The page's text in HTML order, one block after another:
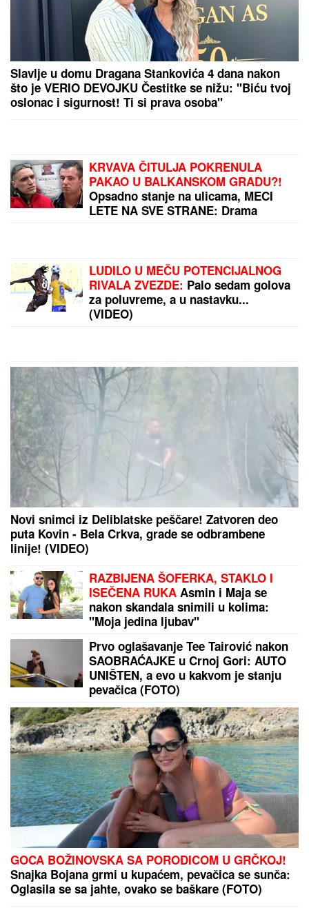
PROMENILA VERU, PA SAMA OBJAVILA SVOJ
INTIMNI SNIMAKPevačica opet šokira, slika stopala
"Uovim godinama MUŽEVI
NAJČEŠĆE VARAJU": Vladeta
Jerotić upozorio da JEDAN SIGNAL
Olena i Volodimir Zelenski ćerki i
sinu dali PRELEPA PRAVOSLAVNA
IMENA, u braku su 23 godine,
Slavlje u domu Dragana Stankovića 4 dana nakon
što je VERIO DEVOJKU Čestitke se nižu: "Biću tvoj
KRVAVA ČITULJA POKRENULA
PAKAO U BALKANSKOM GRADU?!
Opsadno stanje na ulicama, MECI
LETE NA SVE STRANE: Drama
počela ubistvom na sastanku zbog
duga Zviceru, onda je usledio HAOS
(FOTO)
LUDILO U MEČU POTENCIJALNOG
RIVALA ZVEZDE:Palo sedam golova
za poluvreme, a u nastavku...
(VIDEO)